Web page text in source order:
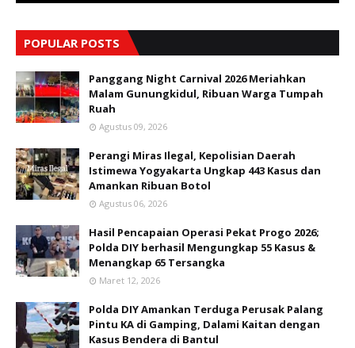
POPULAR POSTS
Panggang Night Carnival 2026 Meriahkan
Malam Gunungkidul, Ribuan Warga Tumpah
Ruah
Agustus 09, 2026
Perangi Miras Ilegal, Kepolisian Daerah
Istimewa Yogyakarta Ungkap 443 Kasus dan
Amankan Ribuan Botol
Agustus 06, 2026
Hasil Pencapaian Operasi Pekat Progo 2026;
Polda DIY berhasil Mengungkap 55 Kasus &
Menangkap 65 Tersangka
Maret 12, 2026
Polda DIY Amankan Terduga Perusak Palang
Pintu KA di Gamping, Dalami Kaitan dengan
Kasus Bendera di Bantul